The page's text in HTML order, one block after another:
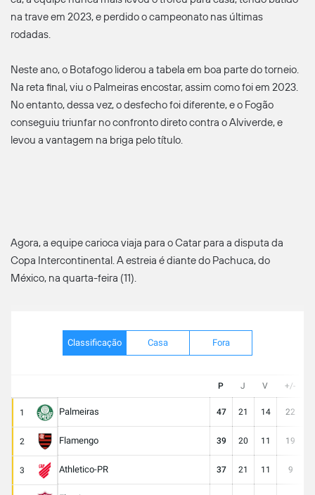
na trave em 2023, e perdido o campeonato nas últimas
rodadas.
Neste ano, o Botafogo liderou a tabela em boa parte do torneio.
Na reta final, viu o Palmeiras encostar, assim como foi em 2023.
No entanto, dessa vez, o desfecho foi diferente, e o Fogão
conseguiu triunfar no confronto direto contra o Alviverde, e
levou a vantagem na briga pelo título.
Agora, a equipe carioca viaja para o Catar para a disputa da
Copa Intercontinental. A estreia é diante do Pachuca, do
México, na quarta-feira (11).
Classificação Casa Fora
P J V +/-
1 Palmeiras 47 21 14 22
2 Flamengo 39 20 11 19
3 Athletico-PR 37 21 11 9